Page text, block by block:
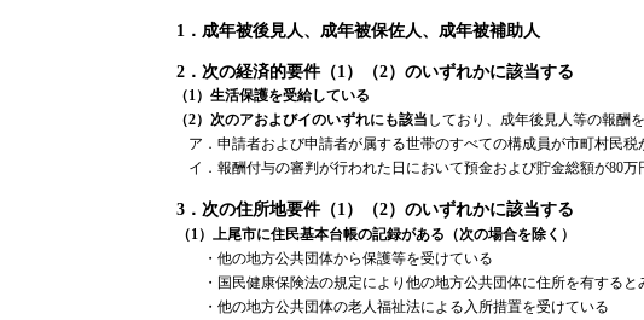
1．成年被後見人、成年被保佐人、成年被補助人
2．次の経済的要件（1）（2）のいずれかに該当する
（1 ）生活保護を受給している
（2）次のアおよびイのいずれにも該当 しており、成年後見人等の報酬
ア．申請者および申請者が属する世帯のすべての構成員が市町村民税
イ．報酬付与の審判が行われた日において預金および貯金総額が80万
3．次の住所地要件（1）（2）のいずれかに該当する
（1）上尾市に住民基本台帳の記録がある（次の場合を除く）
・他の地方公共団体から保護等を受けている
・国民健康保険法の規定により他の地方公共団体に住所を有すると
・他の地方公共団体の老人福祉法による入所措置を受けている